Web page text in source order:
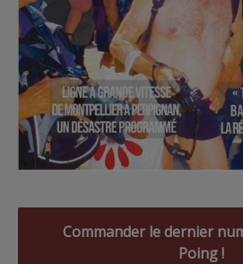
Commander le dernier
Poing !